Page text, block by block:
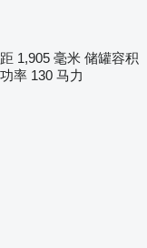
1,905 毫米 储罐容积
率 130 马力